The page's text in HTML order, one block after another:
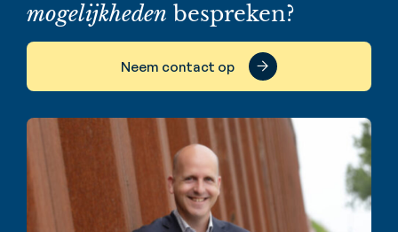
mogelijkheden bespreken?
Neem contact op